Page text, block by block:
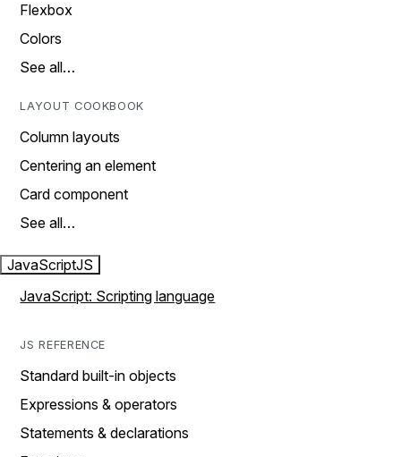
Flexbox
Colors
See all…
LAYOUT COOKBOOK
Column layouts
Centering an element
Card component
See all…
JavaScriptJS
JavaScript: Scripting language
JS REFERENCE
Standard built-in objects
Expressions & operators
Statements & declarations